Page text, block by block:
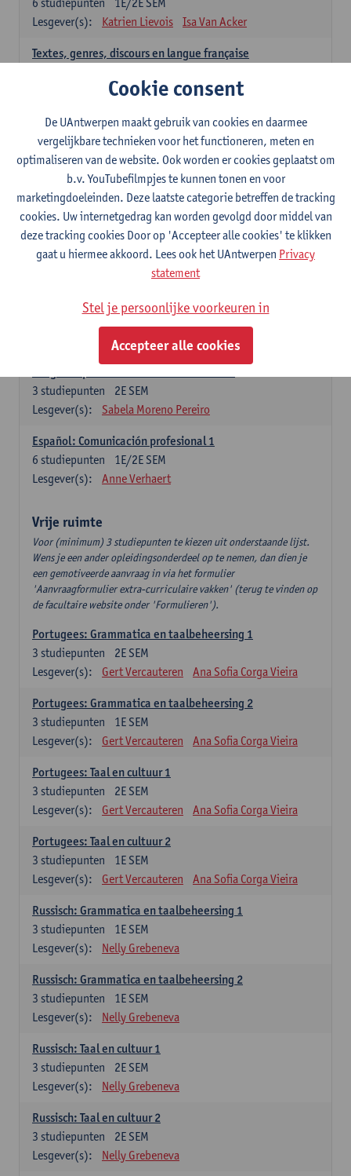
Lesgever(s):
Katrien Lievois Isa Van Acker
Textes, genres, discours en langue française
Kris Peeters
Spaans: verplichte opleidingsonderdelen
Gramática española 1
1E SEM
studiepunten
Lesgever(s):
Anne Verhaert
Gramática española 2
2E SEM
3studiepunten
Anne Verhaert
Lengua española: Destrezas básicas
Sabela Moreno Pereiro
2E SEM
3 studiepunten
Lesgever(s):
Sabela Moreno Pereiro
Español: Comunicación profesional 1
1E/2E SEM
6 studiepunten
Lesgever(s):
Anne Verhaert
Vrije ruimte
Voor (minimum) 3 studiepunten te kiezen uit onderstaande lijst.
Wens je een ander opleidingsonderdeel op te nemen, dan dien je
een gemotiveerde aanvraag in via het formulier
'Aanvraagformulier extra-curriculaire vakken' (terug te vinden op
de facultaire website onder 'Formulieren').
Portugees: Grammatica en taalbeheersing 1
2E SEM
3 studiepunten
Lesgever(s):
Gert Vercauteren Ana Sofia Corga Vieira
Portugees: Grammatica en taalbeheersing 2
1E SEM
3 studiepunten
Lesgever(s):
Gert Vercauteren Ana Sofia Corga Vieira
Portugees: Taal en cultuur 1
2E SEM
3 studiepunten
Lesgever(s):
Gert Vercauteren Ana Sofia Corga Vieira
Portugees: Taal en cultuur 2
1E SEM
3 studiepunten
Lesgever(s):
Gert Vercauteren Ana Sofia Corga Vieira
Russisch: Grammatica en taalbeheersing 1
1E SEM
3 studiepunten
Lesgever(s):
Nelly Grebeneva
Russisch: Grammatica en taalbeheersing 2
1E SEM
3 studiepunten
Lesgever(s):
Nelly Grebeneva
Russisch: Taal en cultuur 1
2E SEM
3 studiepunten
Lesgever(s):
Nelly Grebeneva
Russisch: Taal en cultuur 2
2E SEM
3 studiepunten
Lesgever(s):
Nelly Grebeneva
Cookie consent
De UAntwerpen maakt gebruik van cookies en daarmee
vergelijkbare technieken voor het functioneren, meten en
optimaliseren van de website. Ook worden er cookies geplaatst om
b.v. YouTubefilmpjes te kunnen tonen en voor
marketingdoeleinden. Deze laatste categorie betreffen de tracking
cookies. Uw internetgedrag kan worden gevolgd door middel van
deze tracking cookies Door op 'Accepteer alle cookies' te klikken
gaat u hiermee akkoord. Lees ook het UAntwerpen Privacy
statement
Stel je persoonlijke voorkeuren in
Accepteer alle cookies